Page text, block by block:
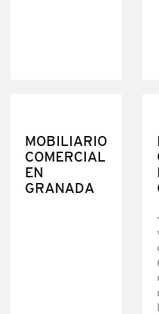
MOBILIARIO
COMERCIAL
EN
GRANADA